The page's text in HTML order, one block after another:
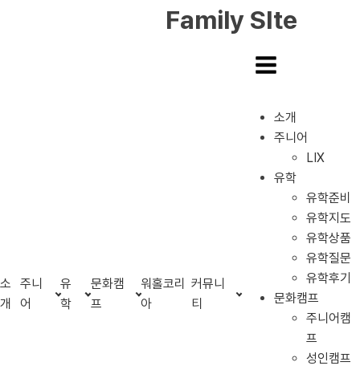
Family SIte
소
개
주니
어
유
학
문화캠
프
워홀코리
아
커뮤니
티
소개
주니어
LIX
유학
유학준비
유학지도
유학상품
유학질문
유학후기
문화캠프
주니어캠
프
성인캠프